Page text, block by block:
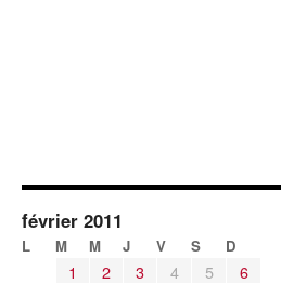
février 2011
L M M J V S D
1 2 3 4 5
6